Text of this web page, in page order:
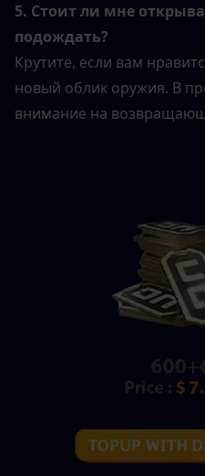
5. Стоит ли мне
подождать?
Крутите, если вам
новый облик оружия. В
внимание на